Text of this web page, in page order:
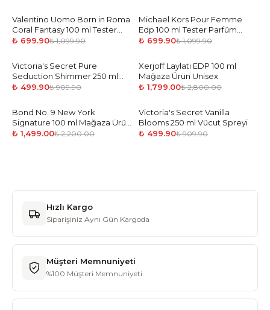
-36%
Valentino Uomo Born in Roma
Coral Fantasy 100 ml Tester
Parfüm Erkek
₺ 699.90₺ 1,099.90
-36%
Michael Kors Pour Femme
Edp 100 ml Tester Parfüm
Kadın
₺ 699.90₺ 1,099.90
-45%
Victoria's Secret Pure
Seduction Shimmer 250 ml
Vücut Spreyi
₺ 499.90₺ 909.90
-36%
Xerjoff Laylati EDP 100 ml
Mağaza Ürün Unisex
₺ 1,799.00₺ 2,800.00
-32 %
Bond No. 9 New York
Signature 100 ml Mağaza Ürün
Unisex
₺ 1,499.00₺ 2,200.00
-45%
Victoria's Secret Vanilla
Blooms 250 ml Vücut Spreyi
₺ 499.90₺ 909.90
Hızlı Kargo
Siparişiniz Aynı Gün Kargoda
Müşteri Memnuniyeti
%100 Müşteri Memnuniyeti